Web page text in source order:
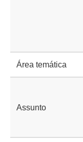
Área temática
Assunto